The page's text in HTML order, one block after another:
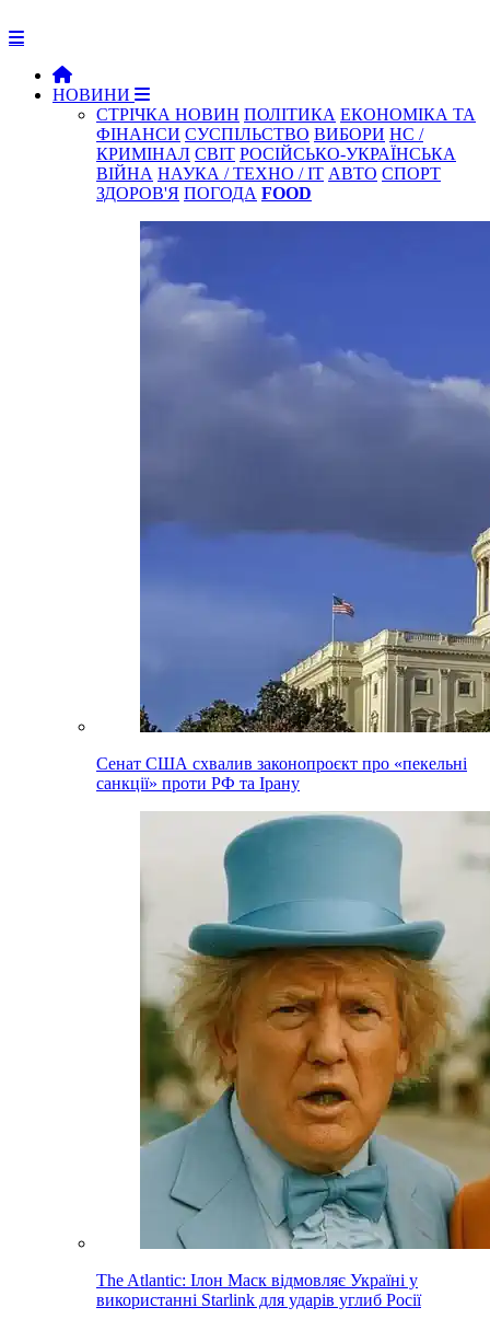
НОВИНИ
СТРІЧКА НОВИН ПОЛІТИКА ЕКОНОМІКА ТА
ФІНАНСИ СУСПІЛЬСТВО ВИБОРИ НС /
КРИМІНАЛ СВІТ РОСІЙСЬКО-УКРАЇНСЬКА
ВІЙНА НАУКА / ТЕХНО / IT АВТО СПОРТ
ЗДОРОВ'Я ПОГОДА FOOD
Сенат США схвалив законопроєкт про «пекельні
санкції» проти РФ та Ірану
The Atlantic: Ілон Маск відмовляє Україні у
використанні Starlink для ударів углиб Росії